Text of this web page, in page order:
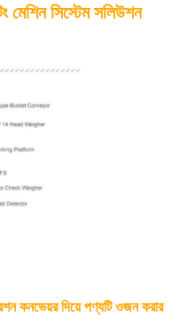
মেশিন সিস্টেম সলিউশন
কনভেয়র দিয়ে পণ্যটি ওজন করার